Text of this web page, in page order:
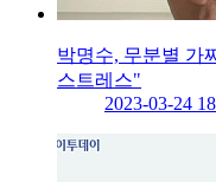
박명수, 무분별 가
스트레스"
2023-03-24